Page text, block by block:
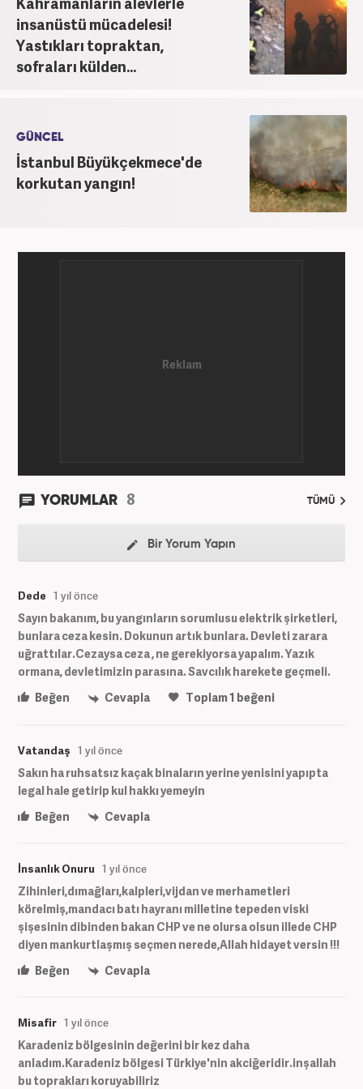
insanüstü mücadelesi!
Yastıkları topraktan,
sofraları külden...
GÜNCEL
İstanbul Büyükçekmece'de
korkutan yangın!
YORUMLAR 8 TÜMÜ
Bir Yorum Yapın
Dede 1 yıl önce
Sayın bakanım, bu yangınların sorumlusu elektrik şirketleri,
bunlara ceza kesin. Dokunun artık bunlara. Devleti zarara
uğrattılar.Cezaysa ceza , ne gerekiyorsa yapalım. Yazık
ormana, devletimizin parasına. Savcılık harekete geçmeli.
Beğen
Cevapla Toplam1 beğeni
Vatandaş 1 yıl önce
Sakın ha ruhsatsız kaçak binaların yerine yenisini yapıpta
legal hale getirip kul hakkı yemeyin
Beğen
Cevapla
İnsanlık Onuru 1 yıl önce
Zihinleri,dımağları,kalpleri,vijdan ve merhametleri
körelmiş,mandacı batı hayranı milletine tepeden viski
şişesinin dibinden bakan CHP ve ne olursa olsun illede CHP
diyen mankurtlaşmış seçmen nerede,Allah hidayet versin !!!
Beğen
Cevapla
Misafir 1 yıl önce
Karadeniz bölgesinin değerini bir kez daha
anladım.Karadeniz bölgesi Türkiye'nin akciğeridir.inşallah
bu toprakları koruyabiliriz